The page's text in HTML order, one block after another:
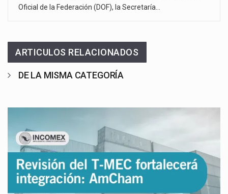
Oficial de la Federación (DOF), la Secretaría…
ARTICULOS RELACIONADOS
DE LA MISMA CATEGORÍA